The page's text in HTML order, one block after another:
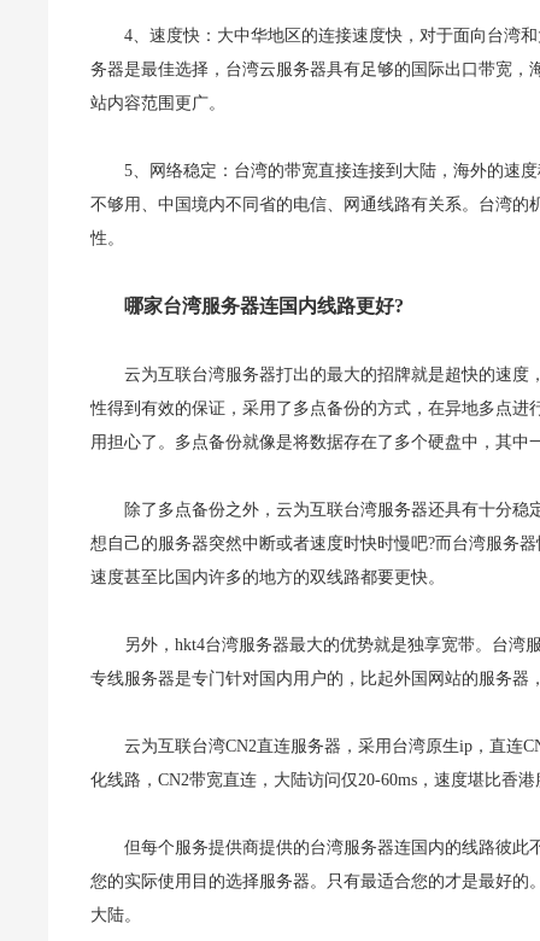
4、速度快：大中华地区的连接速度快，对于面向台湾
务器是最佳选择，台湾云服务器具有足够的国际出口带宽
站内容范围更广。
5、网络稳定：台湾的带宽直接连接到大陆，海外的速
不够用、中国境内不同省的电信、网通线路有关系。台湾
性。
哪家台湾服务器连国内线路更好?
云为互联台湾服务器打出的最大的招牌就是超快的速
性得到有效的保证，采用了多点备份的方式，在异地多点
用担心了。多点备份就像是将数据存在了多个硬盘中，其
除了多点备份之外，云为互联台湾服务器还具有十分
想自己的服务器突然中断或者速度时快时慢吧?而台湾服务
速度甚至比国内许多的地方的双线路都要更快。
另外，hkt4台湾服务器最大的优势就是独享宽带。台湾
专线服务器是专门针对国内用户的，比起外国网站的服务
云为互联台湾CN2直连服务器，采用台湾原生ip，直连
化线路，CN2带宽直连，大陆访问仅20-60ms，速度堪比香
但每个服务提供商提供的台湾服务器连国内的线路彼
您的实际使用目的选择服务器。只有最适合您的才是最好
大陆。